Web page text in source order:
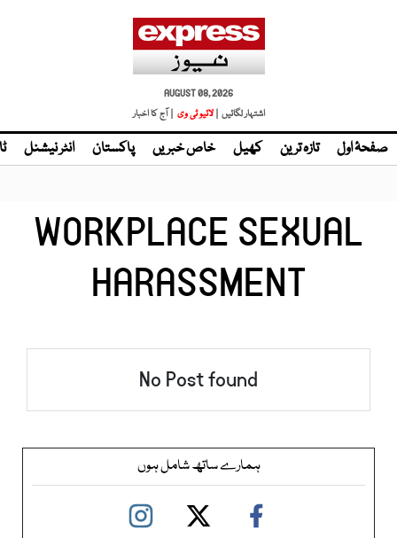
AUGUST 08, 2026
اشتہار لگائیں |
| آج کا اخبار
صفحۂ اول تازہ ترین کھیل خاص خبریں پاکستان انٹر نیشنل
WORKPLACE SEXUAL
HARASSMENT
No Post found
ہمارے ساتھ شامل ہوں